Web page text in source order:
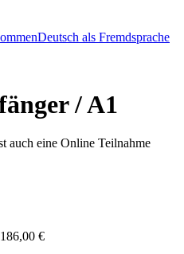
Deutsch als Fremdsprache
/ A1
auch eine Online Teilnahme
€